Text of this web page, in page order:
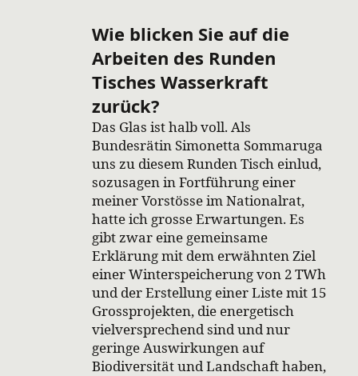
Wie blicken Sie auf die
Arbeiten des Runden
Tisches Wasserkraft
zurück?
Das Glas ist halb voll. Als
Bundesrätin Simonetta Sommaruga
uns zu diesem Runden Tisch einlud,
sozusagen in Fortführung einer
meiner Vorstösse im Nationalrat,
hatte ich grosse Erwartungen. Es
gibt zwar eine gemeinsame
Erklärung mit dem erwähnten Ziel
einer Winterspeicherung von 2 TWh
und der Erstellung einer Liste mit 15
Grossprojekten, die energetisch
vielversprechend sind und nur
geringe Auswirkungen auf
Biodiversität und Landschaft haben,